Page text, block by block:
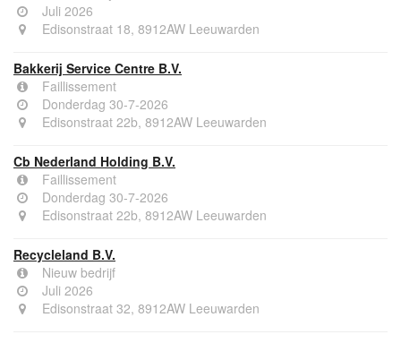
Juli 2026
Edisonstraat 18, 8912AW Leeuwarden
Bakkerij Service Centre B.V.
Faillissement
Donderdag 30-7-2026
Edisonstraat 22b, 8912AW Leeuwarden
Cb Nederland Holding B.V.
Faillissement
Donderdag 30-7-2026
Edisonstraat 22b, 8912AW Leeuwarden
Recycleland B.V.
Nieuw bedrijf
Juli 2026
Edisonstraat 32, 8912AW Leeuwarden